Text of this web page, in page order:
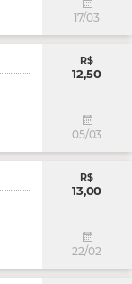
17/03
R$
12,50
05/03
R$
13,00
22/02